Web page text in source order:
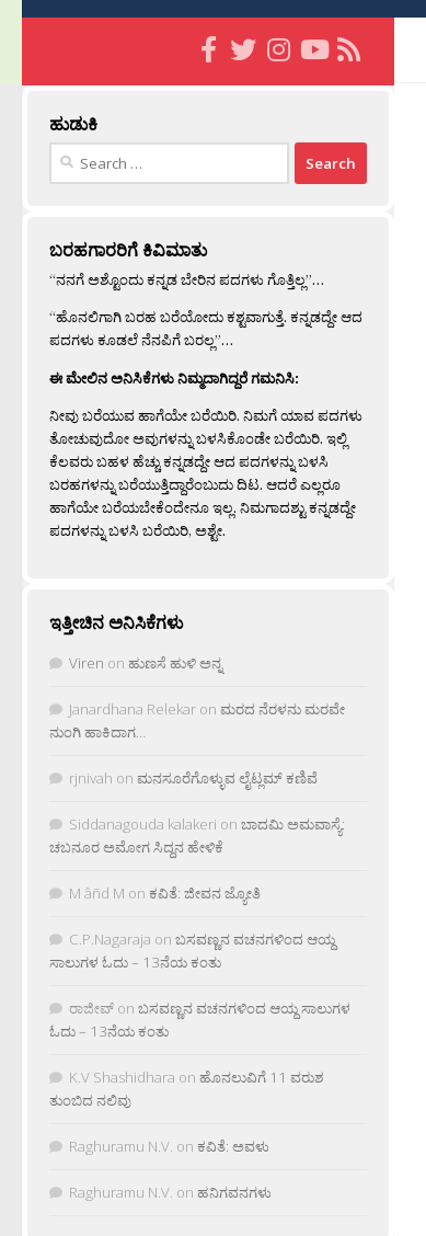
ಹುಡುಕಿ
Search
ಬರಹಗಾರರಿಗೆ ಕಿವಿಮಾತು
“ನನಗೆ ಅಶ್ಟೊಂದು ಕನ್ನಡ ಬೇರಿನ ಪದಗಳು ಗೊತ್ತಿಲ್ಲ”…
“ಹೊನಲಿಗಾಗಿ ಬರಹ ಬರೆಯೋದು ಕಶ್ಟವಾಗುತ್ತೆ. ಕನ್ನಡದ್ದೇ ಆದ
ಪದಗಳು ಕೂಡಲೆ ನೆನಪಿಗೆ ಬರಲ್ಲ”…
ಈ ಮೇಲಿನ ಅನಿಸಿಕೆಗಳು ನಿಮ್ಮದಾಗಿದ್ದರೆ ಗಮನಿಸಿ:
ನೀವು ಬರೆಯುವ ಹಾಗೆಯೇ ಬರೆಯಿರಿ. ನಿಮಗೆ ಯಾವ ಪದಗಳು
ತೋಚುವುದೋ ಅವುಗಳನ್ನು ಬಳಸಿಕೊಂಡೇ ಬರೆಯಿರಿ. ಇಲ್ಲಿ
ಕೆಲವರು ಬಹಳ ಹೆಚ್ಚು ಕನ್ನಡದ್ದೇ ಆದ ಪದಗಳನ್ನು ಬಳಸಿ
ಬರಹಗಳನ್ನು ಬರೆಯುತ್ತಿದ್ದಾರೆಂಬುದು ದಿಟ. ಆದರೆ ಎಲ್ಲರೂ
ಹಾಗೆಯೇ ಬರೆಯಬೇಕೆಂದೇನೂ ಇಲ್ಲ. ನಿಮಗಾದಶ್ಟು ಕನ್ನಡದ್ದೇ
ಪದಗಳನ್ನು ಬಳಸಿ ಬರೆಯಿರಿ, ಅಶ್ಟೇ.
ಇತ್ತೀಚಿನ ಅನಿಸಿಕೆಗಳು
Viren on ಹುಣಸೆ ಹುಳಿ ಅನ್ನ
Janardhana Relekar on ಮರದ ನೆರಳನು ಮರವೇ
ನುಂಗಿ ಹಾಕಿದಾಗ…
rjnivah on ಮನಸೂರೆಗೊಳ್ಳುವ ಲೈಟ್ಲಮ್ ಕಣಿವೆ
Siddanagouda kalakeri on ಬಾದಮಿ ಅಮವಾಸ್ಯೆ:
ಚಬನೂರ ಅಮೋಗ ಸಿದ್ದನ ಹೇಳಿಕೆ
M âñd M on ಕವಿತೆ: ಜೀವನ ಜ್ಯೋತಿ
C.P.Nagaraja on ಬಸವಣ್ಣನ ವಚನಗಳಿಂದ ಆಯ್ದ
ಸಾಲುಗಳ ಓದು – 13ನೆಯ ಕಂತು
ರಾಜೀವ್ on ಬಸವಣ್ಣನ ವಚನಗಳಿಂದ ಆಯ್ದ ಸಾಲುಗಳ
ಓದು – 13ನೆಯ ಕಂತು
K.V Shashidhara on ಹೊನಲುವಿಗೆ 11 ವರುಶ
ತುಂಬಿದ ನಲಿವು
Raghuramu N.V. on ಕವಿತೆ: ಅವಳು
Raghuramu N.V. on ಹನಿಗವನಗಳು